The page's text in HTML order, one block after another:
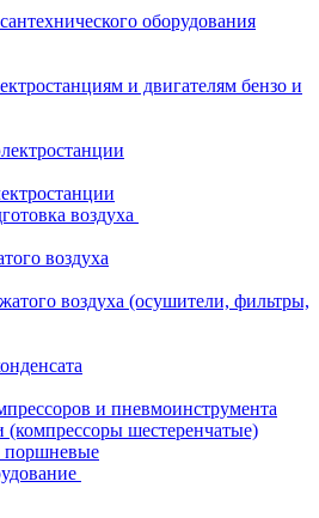
оборудования
и двигателям бензо и
воздуха
воздуха
воздуха (осушители, фильтры,
и пневмоинструмента
(компрессоры шестеренчатые)
поршневые